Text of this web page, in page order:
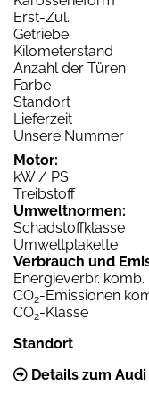
Erst-Zul.
Getriebe
Kilometerstand
Anzahl der Türen
Farbe
Standort
Lieferzeit
Unsere Nummer
Motor:
kW / PS
Treibstoff
Umweltnormen:
Schadstoffklasse
Umweltplakette
Verbrauch und
Energieverbr. komb.
CO2-Emissionen
CO2-Klasse
Standort
Details zum